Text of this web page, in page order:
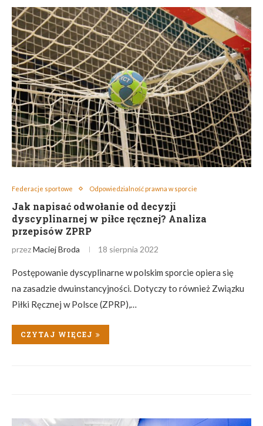
Federacje sportowe Odpowiedzialność prawna w sporcie
Jak napisać odwołanie od decyzji
dyscyplinarnej w piłce ręcznej? Analiza
przepisów ZPRP
przezMaciej Broda 18 sierpnia 2022
Postępowanie dyscyplinarne w polskim sporcie opiera się
na zasadzie dwuinstancyjności. Dotyczy to również Związku
Piłki Ręcznej w Polsce (ZPRP),…
CZYTAJ WIĘCEJ